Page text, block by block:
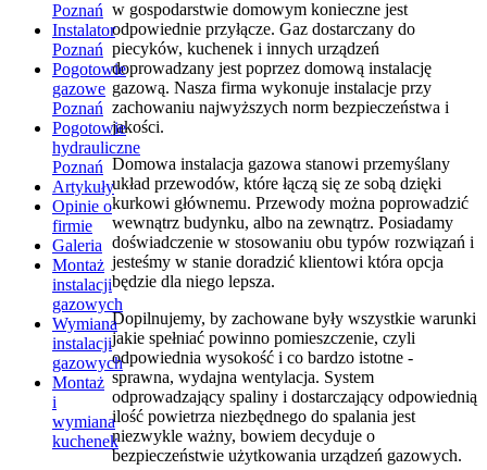
w gospodarstwie domowym konieczne jest
odpowiednie przyłącze. Gaz dostarczany do
piecyków, kuchenek i innych urządzeń
doprowadzany jest poprzez domową instalację
gazową. Nasza firma wykonuje instalacje przy
zachowaniu najwyższych norm bezpieczeństwa i
jakości.
Domowa instalacja gazowa stanowi przemyślany
układ przewodów, które łączą się ze sobą dzięki
kurkowi głównemu. Przewody można poprowadzić
wewnątrz budynku, albo na zewnątrz. Posiadamy
doświadczenie w stosowaniu obu typów rozwiązań i
jesteśmy w stanie doradzić klientowi która opcja
będzie dla niego lepsza.
Dopilnujemy, by zachowane były wszystkie warunki
jakie spełniać powinno pomieszczenie, czyli
odpowiednia wysokość i co bardzo istotne -
sprawna, wydajna wentylacja. System
odprowadzający spaliny i dostarczający odpowiednią
ilość powietrza niezbędnego do spalania jest
niezwykle ważny, bowiem decyduje o
bezpieczeństwie użytkowania urządzeń gazowych.
Poznań
Instalator
Poznań
Pogotowie
gazowe
Poznań
Pogotowie
hydrauliczne
Poznań
Artykuły
Opinie o
firmie
Galeria
Montaż
instalacji
gazowych
Wymiana
instalacji
gazowych
Montaż
i
wymiana
kuchenek